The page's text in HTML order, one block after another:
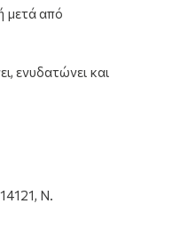
μετά από
ενυδατώνει και
Ν.NeilMed Sinus Rinse